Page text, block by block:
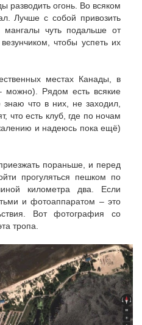
разводить огонь. Во всяком
Лучше с собой привозить
чуть подальше от
чтобы успеть их
местах Канады, в
можно). Рядом есть всякие
знаю что в них, не заходил,
что есть клуб, где по ночам
и надеюсь пока ещё)
пораньше, и перед
прогуляться пешком по
километра два. Если
и фотоаппаратом – это
Вот фотография со
тропа.